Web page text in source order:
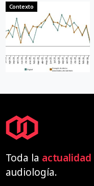
Contexto
Toda la actualidad
audiología.